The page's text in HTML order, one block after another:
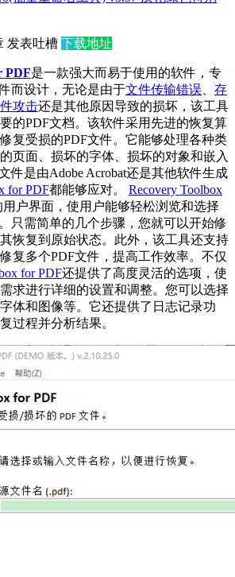
发表吐槽 下载地址
PDF是一款强大而易于使用的软件，专
而设计，无论是由于文件传输错误
存
攻击还是其他原因导致的损坏，该工具
的PDF文档。该软件采用先进的恢复算
复受损的PDF文件。它能够处理各种类
页面、损坏的字体、损坏的对象和嵌入
件是由Adobe Acrobat还是其他软件生成
for PDF都能够应对。 Recovery Toolbox
户界面，使用户能够轻松浏览和选择
只需简单的几个步骤，您就可以开始修
恢复到原始状态。此外，该工具还支持
复多个PDF文件，提高工作效率。不仅
for PDF还提供了高度灵活的选项，使
求进行详细的设置和调整。您可以选择
体和图像等。它还提供了日志记录功
过程并分析结果。